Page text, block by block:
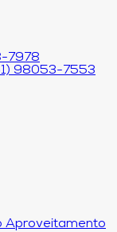
7978
98053-7553
Aproveitamento